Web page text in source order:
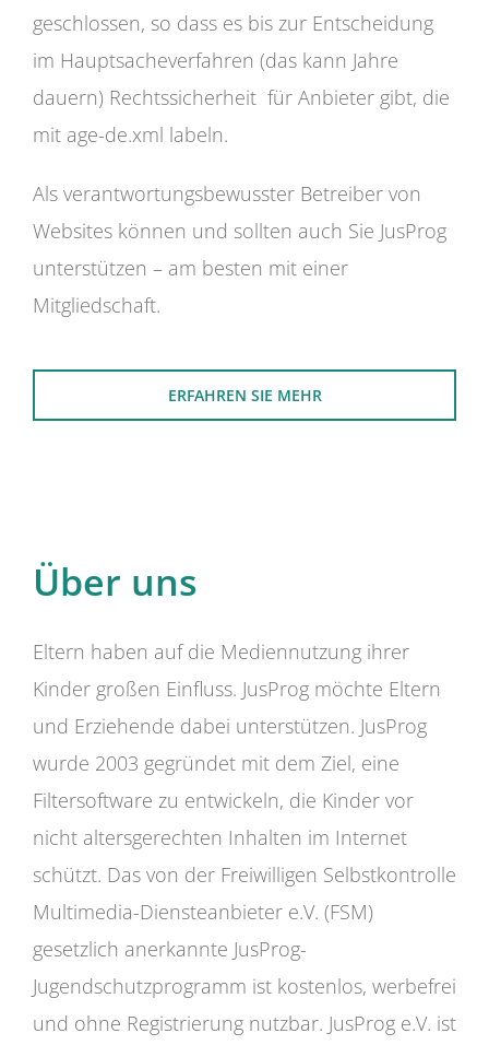
geschlossen, so dass es bis zur Entscheidung
im Hauptsacheverfahren (das kann Jahre
dauern) Rechtssicherheit für Anbieter gibt, die
mit age-de.xml labeln.
Als verantwortungsbewusster Betreiber von
Websites können und sollten auch Sie JusProg
unterstützen – am besten mit einer
Mitgliedschaft.
ERFAHREN SIE MEHR
Über uns
Eltern haben auf die Mediennutzung ihrer
Kinder großen Einfluss. JusProg möchte Eltern
und Erziehende dabei unterstützen. JusProg
wurde 2003 gegründet mit dem Ziel, eine
Filtersoftware zu entwickeln, die Kinder vor
nicht altersgerechten Inhalten im Internet
schützt. Das von der Freiwilligen Selbstkontrolle
Multimedia-Diensteanbieter e.V. (FSM)
gesetzlich anerkannte JusProg-
Jugendschutzprogramm ist kostenlos, werbefrei
und ohne Registrierung nutzbar. JusProg e.V. ist